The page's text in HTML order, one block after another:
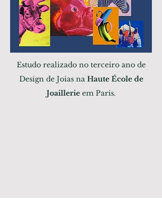
Estudo realizado no terceiro ano de
Design de Joias na Haute École de
Joaillerieem Paris.